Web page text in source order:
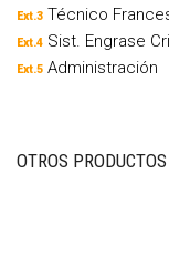
Ext.3 Técnico
Ext.4 Sist. Engrase
Ext.5 Administración
OTROS